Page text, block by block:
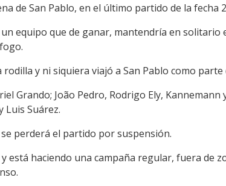
de San Pablo, en el último partido de la fecha
equipo que de ganar, mantendría en solitario
y ni siquiera viajó a San Pablo como parte
Grando; João Pedro, Rodrigo Ely, Kannemann
Luis Suárez.
perderá el partido por suspensión.
está haciendo una campaña regular, fuera de